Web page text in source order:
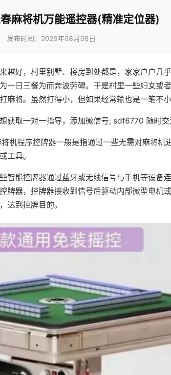
麻将机万能遥控器(精准定位器)
发布时间：2026年08月06日
越好，村里别墅、楼房到处都是，家家户户几
一日三餐为而奔波劳碌。于是村里一些妇女或
麻将。虽然打得小，但如果经常输也是一笔不小
获取一对一指导，添加微信号; sdf6770 随时交
机程序控牌器一般是指通过一些无需对麻将机
工具。
智能控牌器通过蓝牙或无线信号与手机等设备
牌器，控牌器接收到信号后驱动内部微型电机
达到控牌目的。